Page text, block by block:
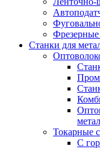
Фрезерные
Станки для
Токарные
С